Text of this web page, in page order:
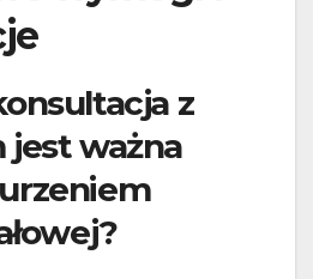
z
ważna